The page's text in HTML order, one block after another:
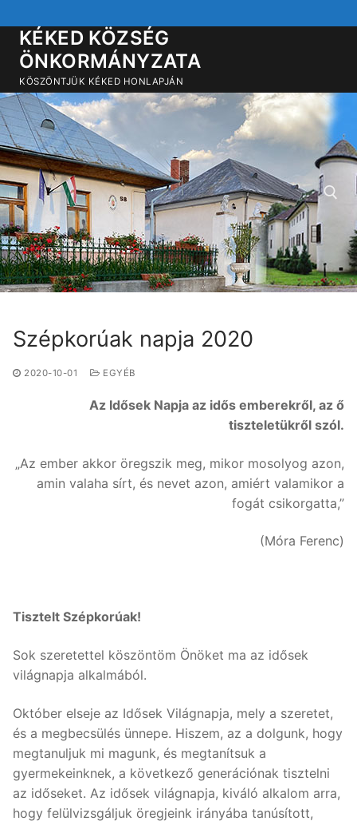
a
tartalomra
KÉKED KÖZSÉG
ÖNKORMÁNYZATA
KÖSZÖNTJÜK KÉKED HONLAPJÁN
Keresése:
Szépkorúak napja 2020
2020-10-01 EGYÉB
Az Idősek Napja az idős emberekről, az ő
tiszteletükről szól.
„Az ember akkor öregszik meg, mikor mosolyog azon,
amin valaha sírt, és nevet azon, amiért valamikor a
fogát csikorgatta,”
(Móra Ferenc)
Tisztelt Szépkorúak!
Sok szeretettel köszöntöm Önöket ma az idősek
világnapja alkalmából.
Október elseje az Idősek Világnapja, mely a szeretet,
és a megbecsülés ünnepe. Hiszem, az a dolgunk, hogy
megtanuljuk mi magunk, és megtanítsuk a
gyermekeinknek, a következő generációnak tisztelni
az időseket. Az idősek világnapja, kiváló alkalom arra,
hogy felülvizsgáljuk öregjeink irányába tanúsított,